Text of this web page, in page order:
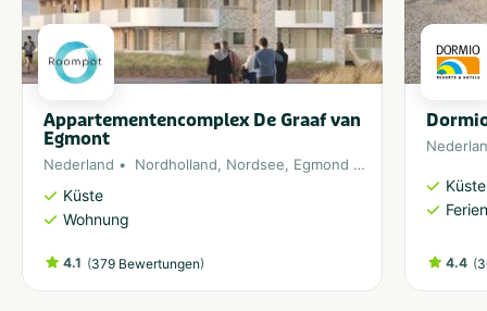
Appartementencomplex De Graaf van
Egmont
Nederland Nordholland, Nordsee, Egmond aan Zee
Küste
Wohnung
4.1 (379 Bewertungen)
Küste
4.4 (